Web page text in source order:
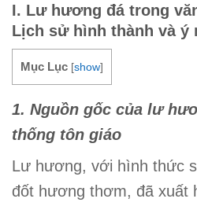
I. Lư hương đá trong
Lịch sử hình thành và ý
Mục Lục [show]
1. Nguồn gốc của lư
thống tôn giáo
Lư hương, với hình thức
đốt hương thơm, đã xuất